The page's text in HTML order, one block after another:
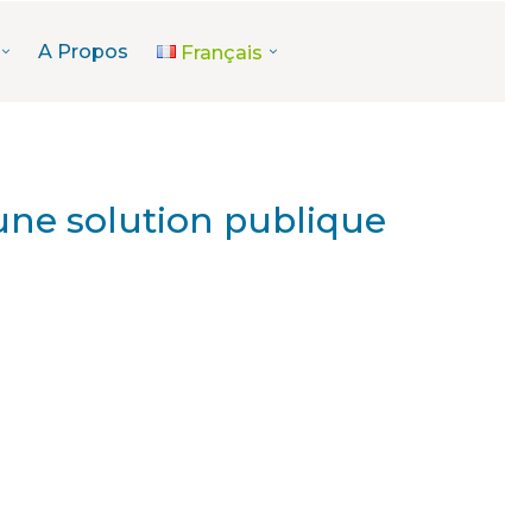
A Propos Français
solution publique